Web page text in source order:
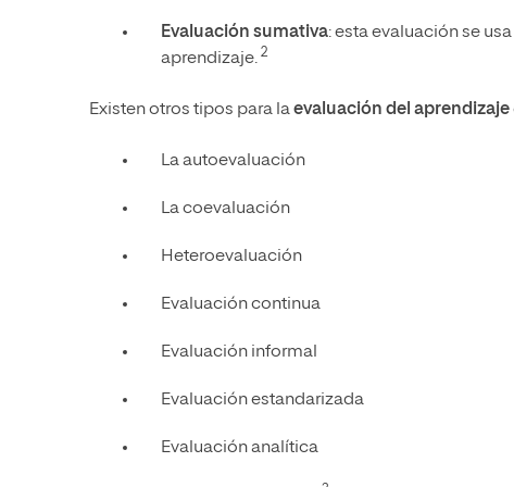
Evaluación sumativa: esta evaluación se
aprendizaje. 2
Existen otros tipos para laevaluación del aprendizaje
La autoevaluación
La coevaluación
Heteroevaluación
Evaluación continua
Evaluación informal
Evaluación estandarizada
Evaluación analítica